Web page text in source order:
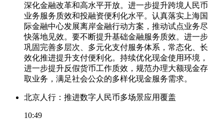
深化金融改革和高水平开放。进一步提升跨境人民币
业务服务质效和投融资便利化水平。认真落实上海国
际金融中心发展离岸金融行动方案，推动试点业务尽
快落地见效。要不断提升基础金融服务质效。进一步
巩固完善多层次、多元化支付服务体系，常态化、长
效化推进提升支付便利化。持续优化现金使用环境，
进一步提升反假货币工作质效，规范办理大额现金存
取业务，满足社会公众的多样化现金服务需求。
北京人行：推进数字人民币多场景应用覆盖
10:49